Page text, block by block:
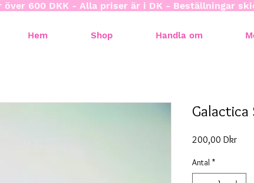
över 600 DKK - Alla priser är i DK - Beställningar
Hem Shop Handla om
Galactica
200,00 DkrPris
Antal *